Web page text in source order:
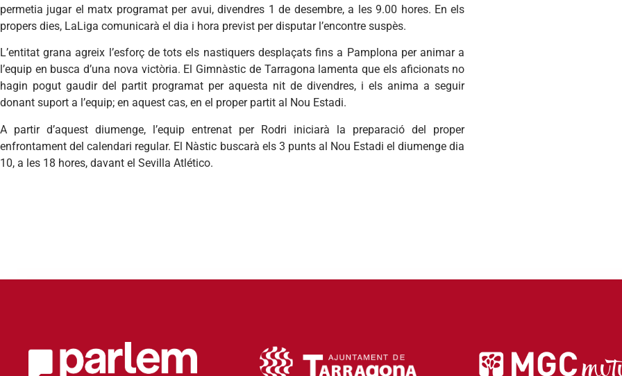
permetia jugar el matx programat per avui, divendres 1 de desembre, a les 9.00 hores. En els
propers dies, LaLiga comunicarà el dia i hora previst per disputar l’encontre suspès.
L’entitat grana agreix l’esforç de tots els nastiquers desplaçats fins a Pamplona per animar a
l’equip en busca d’una nova victòria. El Gimnàstic de Tarragona lamenta que els aficionats no
hagin pogut gaudir del partit programat per aquesta nit de divendres, i els anima a seguir
donant suport a l’equip; en aquest cas, en el proper partit al Nou Estadi.
A partir d’aquest diumenge, l’equip entrenat per Rodri iniciarà la preparació del proper
enfrontament del calendari regular. El Nàstic buscarà els 3 punts al Nou Estadi el diumenge dia
10, a les 18 hores, davant el Sevilla Atlético.